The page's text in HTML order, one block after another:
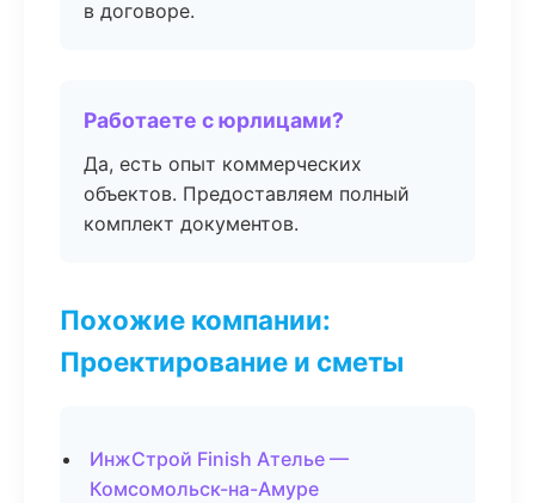
в договоре.
Работаете с юрлицами?
Да, есть опыт коммерческих
объектов. Предоставляем полный
комплект документов.
Похожие компании:
Проектирование и сметы
ИнжСтрой Finish Ателье —
Комсомольск-на-Амуре